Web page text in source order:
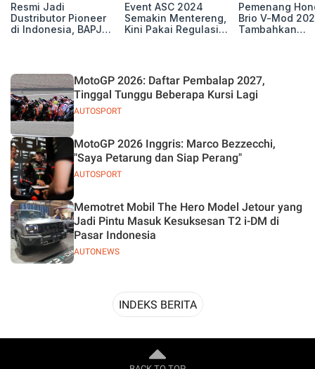
Resmi Jadi
Dustributor Pioneer
di Indonesia, BAPJ
Event ASC 2024
Semakin Mentereng,
Kini Pakai Regulasi
Pemenang
Brio V-Mod
Tambahkan
AUTOSPORT
MotoGP 2026: Daftar Pembalap 2027,
Tinggal Tunggu Beberapa Kursi Lagi
AUTOSPORT
MotoGP 2026 Inggris: Marco Bezzecchi,
"Saya Petarung dan Siap Perang"
AUTONEWS
Memotret Mobil The Hero Model Jetour yang
Jadi Pintu Masuk Kesuksesan T2 i-DM di
Pasar Indonesia
INDEKS BERITA